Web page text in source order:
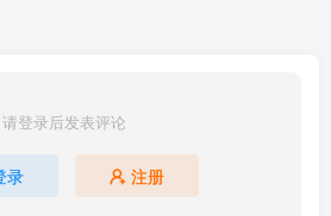
请登录后发表评论
录 注册